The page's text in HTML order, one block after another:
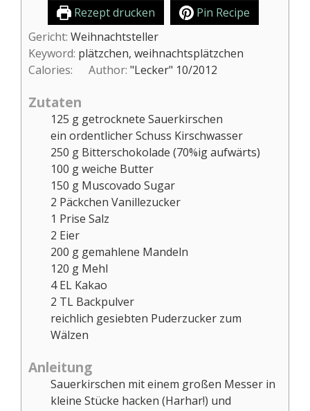
Rezept drucken
Pin Recipe
Gericht: Weihnachtsteller
Keyword: plätzchen, weihnachtsplätzchen
Calories:
Author:"Lecker" 10/2012
Zutaten
125 g getrocknete Sauerkirschen
ein ordentlicher Schuss Kirschwasser
250 g Bitterschokolade (70%ig aufwärts)
100 gweiche Butter
150 g Muscovado Sugar
2 Päckchen Vanillezucker
1 Prise Salz
2 Eier
200 g gemahlene Mandeln
120 g Mehl
4 EL Kakao
2 TL Backpulver
reichlich gesiebten Puderzucker zum
Wälzen
Anleitung
Sauerkirschen mit einem großen Messer in
kleine Stücke hacken (Harhar!) und